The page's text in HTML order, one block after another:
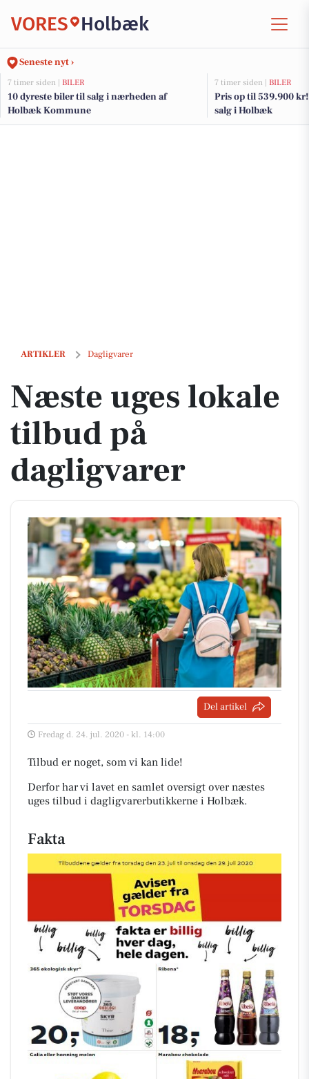
VORES Holbæk
Seneste nyt ›
7 timer siden | BILER
10 dyreste biler til salg i nærheden af
Holbæk Kommune
7 timer siden | BILER
Pris op til 539.900
salg i Holbæk
ARTIKLER Dagligvarer
Næste uges lokale tilbud på dagligvarer
Næste uges lokale
tilbud på
dagligvarer
Del artikel
Fredag d. 24. jul. 2020 - kl. 14:00
Tilbud er noget, som vi kan lide!
Derfor har vi lavet en samlet oversigt over næstes
uges tilbud i dagligvarerbutikkerne i Holbæk.
Fakta